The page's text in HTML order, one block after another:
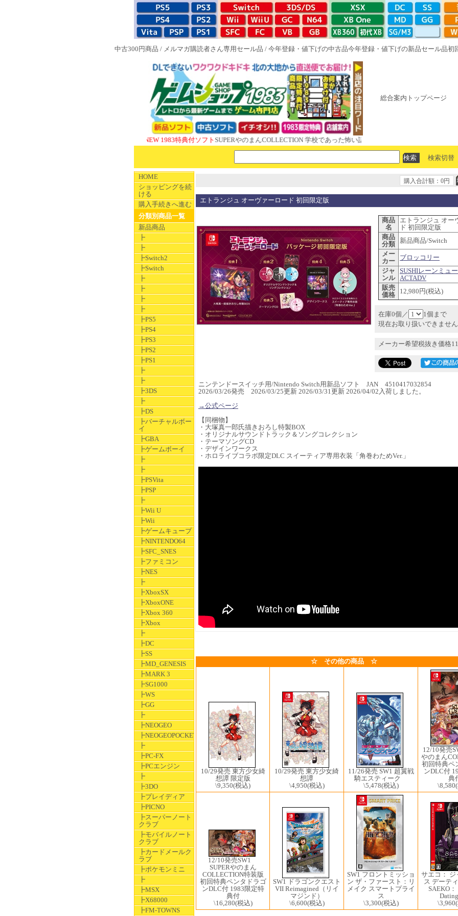
中古300円商品 / メルマガ購読者さん専用セール品 / 今年登録・値下げの中古品今年登録・値下げの新品セール品初
総合案内トップページ
NEW 1983特典付ソフトSUPERやのまんCOLLECTION 学校であった怖い話と晦󠄀つきこもり ルート16R やがて散
検索切替
HOME
ショッピングを続
ける
購入手続きへ進む
分類別商品一覧
新品商品
┣
┣
┣Switch2
┣Switch
┣
┣
┣
┣
┣PS5
┣PS4
┣PS3
┣PS2
┣PS1
┣
┣
┣3DS
┣
┣DS
┣バーチャルボー
イ
┣GBA
┣ゲームボーイ
┣
┣
┣PSVita
┣PSP
┣
┣Wii U
┣Wii
┣ゲームキューブ
┣NINTENDO64
┣SFC_SNES
┣ファミコン
┣NES
┣
┣XboxSX
┣XboxONE
┣Xbox 360
┣Xbox
┣
┣DC
┣SS
┣MD_GENESIS
┣MARK 3
┣SG1000
┣WS
┣GG
┣
┣NEOGEO
┣NEOGEOPOCKET
┣
┣PC-FX
┣PCエンジン
┣
┣3DO
┣プレイディア
┣PICNO
┣スーパーノート
クラブ
┣モバイルノート
クラブ
┣カードメールク
ラブ
┣ポケモンミニ
┣
┣MSX
┣X68000
┣FM-TOWNS
購入合計額：0円
エトランジュ オーヴァーロード 初回限定版
商品
名
エトランジュ オー
ド 初回限定版
商品
分類
新品商品/Switch
メー
カー
ブロッコリー
ジャ
ンル
SUSHIレーンミュ
ACTADV
販売
価格
12,980円(税込)
在庫0個／
1個まで
現在お取り扱いできませ
メーカー希望税抜き価格
ニンテンドースイッチ用/Nintendo Switch用新品ソフト JAN 4510417032854
2026/03/26発売 2026/03/25更新 2026/03/31更新 2026/04/02入荷しました。
→公式ページ
【同梱物】
・大塚真一郎氏描きおろし特製BOX
・オリジナルサウンドトラック＆ソングコレクション
・テーマソングCD
・デザインワークス
・ホロライブコラボ限定DLC スイーティア専用衣装「角巻わためVer.」
☆ その他の商品 ☆
10/29発売 東方少女綺
想譚 限定版
\9,350(税込)
10/29発売 東方少女綺
想譚
\4,950(税込)
11/26発売 SW1 超翼戦
騎エスティーク
\5,478(税込)
12/10発売
やのまん
初回特典ペ
ンDLC付
典
\8,580
12/10発売SW1 ​
SUPERやのまん
COLLECTION特装版
初回特典ペンタドラゴ
ンDLC付 1983限定特
典付
\16,280(税込)
SW1 ドラゴンクエスト
VII Reimagined（リイ
マジンド）
\6,600(税込)
SW1 フロントミッショ
ン ザ・ファースト：リ
メイク スマートプライ
ス
\3,300(税込)
サエコ： ジ
ス デーテ
SAEKO：
\3,960